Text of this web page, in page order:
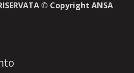
© Copyright ANSA